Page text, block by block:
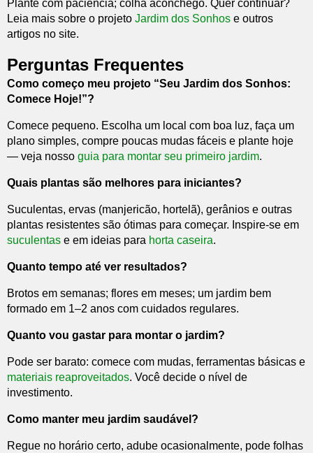
Plante com paciência; colha aconchego. Quer continuar?
Leia mais sobre o projeto Jardim dos Sonhos e outros
artigos no site.
Perguntas Frequentes
Como começo meu projeto “Seu Jardim dos Sonhos:
Comece Hoje!”?
Comece pequeno. Escolha um local com boa luz, faça um
plano simples, compre poucas mudas fáceis e plante hoje
— veja nosso guia para montar seu primeiro jardim.
Quais plantas são melhores para iniciantes?
Suculentas, ervas (manjericão, hortelã), gerânios e outras
plantas resistentes são ótimas para começar. Inspire-se em
suculentas e em ideias para horta caseira.
Quanto tempo até ver resultados?
Brotos em semanas; flores em meses; um jardim bem
formado em 1–2 anos com cuidados regulares.
Quanto vou gastar para montar o jardim?
Pode ser barato: comece com mudas, ferramentas básicas e
materiais reaproveitados. Você decide o nível de
investimento.
Como manter meu jardim saudável?
Regue no horário certo, adube ocasionalmente, pode folhas